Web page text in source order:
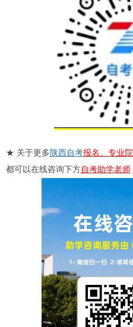
★ 关于更多 陕西自考报名、专业
都可以在线咨询下方自考助学老师